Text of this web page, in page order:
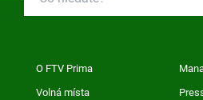
O FTV Prima
Volná místa